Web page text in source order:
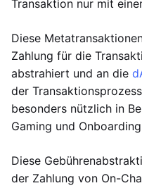
Transaktion nur mit
Diese
Zahlung für die
abstrahiert und an die
der
besonders nützlich in
Gaming und
Diese
der Zahlung von On-